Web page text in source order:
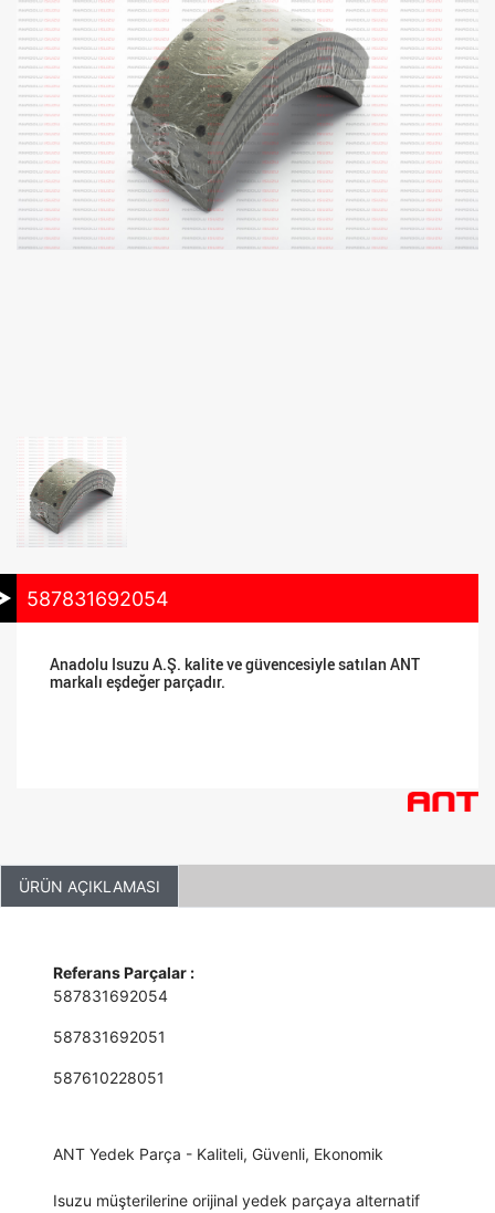
587831692054
Anadolu Isuzu A.Ş. kalite ve güvencesiyle satılan ANT
markalı eşdeğer parçadır.
ÜRÜN AÇIKLAMASI
Referans Parçalar :
587831692054
587831692051
587610228051
ANT Yedek Parça - Kaliteli, Güvenli, Ekonomik
Isuzu müşterilerine orijinal yedek parçaya alternatif